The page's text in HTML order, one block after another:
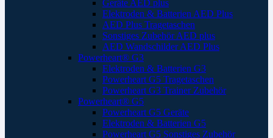
Geräte AED plus
Elektroden & Batterien AED Plus
AED Plus Tragetaschen
Sonstiges Zubehör AED plus
AED Wandschilder AED Plus
Powerheart® G3
Elektroden & Batterien G3
Powerheart G5 Tragetaschen
Powerheart G3 Trainer Zubehör
Powerheart® G5
Powerheart G5 Geräte
Elektroden & Batterien G5
Powerheart G5 Sonstiges Zubehör